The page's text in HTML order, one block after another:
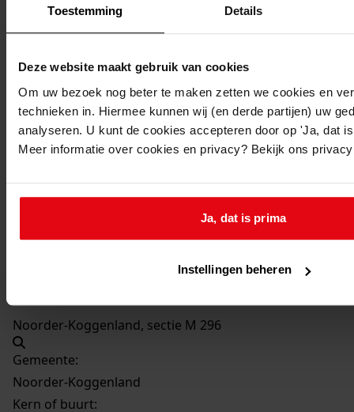
Toestemming Details
Deze website maakt gebruik van cookies
Om uw bezoek nog beter te maken zetten we cookies en
technieken in. Hiermee kunnen wij (en derde partijen) uw
analyseren. U kunt de cookies accepteren door op 'Ja, dat
Meer informatie over cookies en privacy? Bekijk ons
Ja, dat is prima
Instellingen beheren
2003-2004
Beschrijving:
18-02-2003
Adres:
Nieuw adres:
Midwoud, Buurt 7
Noorder-Koggenland, sectie M 296
Gemeente:
Noorder-Koggenland
Kern of buurt: